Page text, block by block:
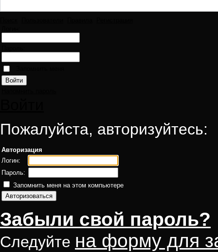
Пожалуйста, авторизуйтесь:
Авторизация
Логин:
Пароль:
Запомнить меня на этом компьютере
Забыли свой пароль?
Следуйте на форму для